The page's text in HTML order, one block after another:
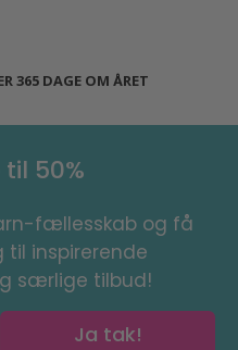
365 DAGE OM ÅRET
50%
fællesskab og få
til inspirerende
særlige tilbud!
Ja tak!